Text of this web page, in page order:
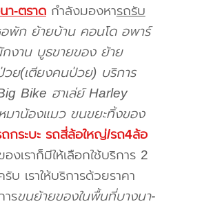
า-ตราดกำลังมองหารถรับ
พัก ย้ายบ้าน คอนโด อพาร์
งาน บูธขายของ ย้าย
วย(เตียงคนป่วย) บริการ
Bike ฮาเล่ย์ Harley
าน้องแมว ขนขยะทิ้งของ
กระบะ รถสี่ล้อใหญ่/รถ4ล้อ
งเราก็มีให้เลือกใช้บริการ 2
เราให้บริการด้วยราคา
รขนย้ายของในพื้นที่บางนา-